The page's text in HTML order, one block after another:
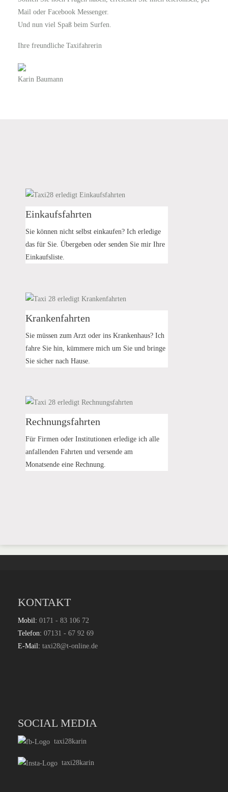
Mail oder Facebook Messenger.
Und nun viel Spaß beim Surfen.
Ihre freundliche Taxifahrerin
Karin Baumann
Einkaufsfahrten
Sie können nicht selbst einkaufen? Ich erledige
das für Sie. Übergeben oder senden Sie mir Ihre
Einkaufsliste.
Krankenfahrten
Sie müssen zum Arzt oder ins Krankenhaus? Ich
fahre Sie hin, kümmere mich um Sie und bringe
Sie sicher nach Hause.
Rechnungsfahrten
Für Firmen oder Institutionen erledige ich alle
anfallenden Fahrten und versende am
Monatsende eine Rechnung.
KONTAKT
Mobil: 0171 - 83 106 72
Telefon: 07131 - 67 92 69
E-Mail: taxi28@t-online.de
SOCIAL MEDIA
taxi28karin
taxi28karin